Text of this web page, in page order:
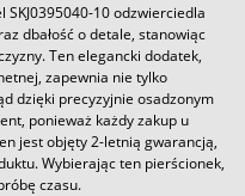
10 odzwierciedla
dbałość o detale, stanowiąc
Ten elegancki dodatek,
zapewnia nie tylko
dzięki precyzyjnie osadzonym
ponieważ każdy zakup u
jest objęty 2-letnią gwarancją,
Wybierając ten pierścionek,
czasu.